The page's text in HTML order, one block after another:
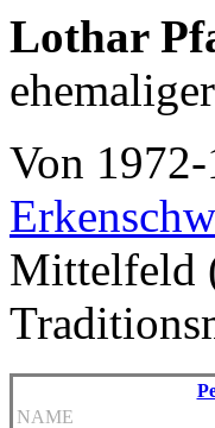
Lothar
Von
Mittelfeld
NAME